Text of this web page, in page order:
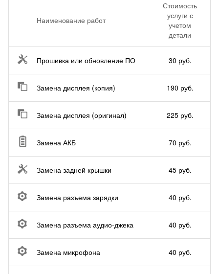
Наименование работ
Стоимость
услуги с
учетом
детали
Прошивка или обновление ПО 30 руб.
Замена дисплея (копия) 190 руб.
Замена дисплея (оригинал) 225 руб.
Замена АКБ 70 руб.
Замена задней крышки 45 руб.
Замена разъема зарядки 40 руб.
Замена разъема аудио-джека 40 руб.
Замена микрофона 40 руб.